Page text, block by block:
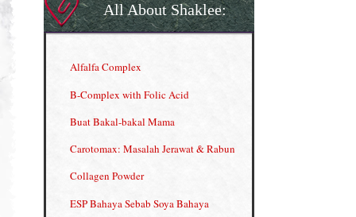
All About Shaklee:
Alfalfa Complex
B-Complex with Folic Acid
Buat Bakal-bakal Mama
Carotomax: Masalah Jerawat & Rabun
Collagen Powder
ESP Bahaya Sebab Soya Bahaya